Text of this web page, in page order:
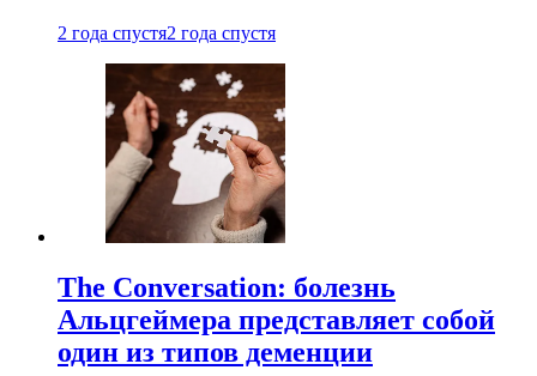
2 года спустя2 года спустя
The Conversation: болезнь
Альцгеймера представляет собой
один из типов деменции